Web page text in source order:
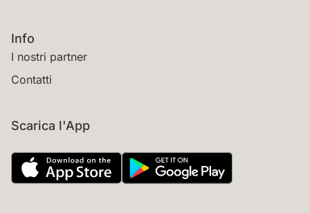
Info
I nostri partner
Contatti
Scarica l'App